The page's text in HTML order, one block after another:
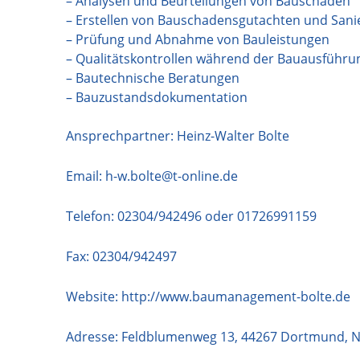
– Erstellen von Bauschadensgutachten und
– Prüfung und Abnahme von Bauleistungen
– Qualitätskontrollen während der
– Bautechnische Beratungen
– Bauzustandsdokumentation
Ansprechpartner: Heinz-Walter Bolte
Email: h-w.bolte@t-online.de
Telefon: 02304/942496 oder 01726991159
Fax: 02304/942497
Website: http://www.baumanagement-bolte.de
Adresse: Feldblumenweg 13, 44267 Dortmund,